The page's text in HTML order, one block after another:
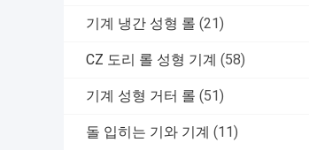
기계 냉간 성형 롤 (21)
CZ 도리 롤 성형 기계 (58)
기계 성형 거터 롤 (51)
돌 입히는 기와 기계 (11)